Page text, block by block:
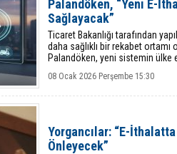
Palandöken, “Yeni E-
Sağlayacak”
Ticaret Bakanlığı tarafından
daha sağlıklı bir rekabet ortamı
Palandöken, yeni sistemin
08 Ocak 2026 Perşembe 15:30
Yorgancılar: “E-
Önleyecek”